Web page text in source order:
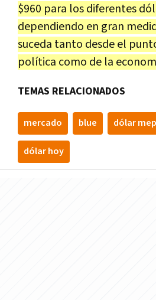
$960 para los diferentes
dependiendo en gran
suceda tanto desde el
política como de la
TEMAS RELACIONADOS
mercado blue dólar mep
dólar hoy